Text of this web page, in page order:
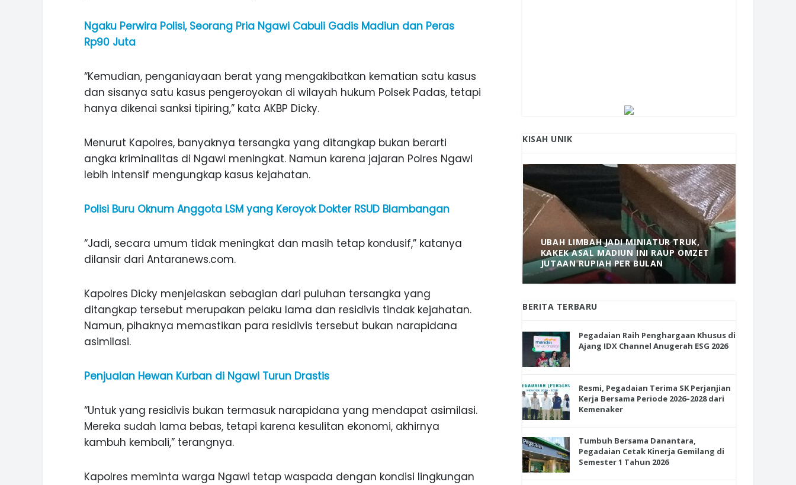
Ngaku Perwira Polisi, Seorang Pria Ngawi Cabuli Gadis Madiun dan Peras
Rp90 Juta
“Kemudian, penganiayaan berat yang mengakibatkan kematian satu kasus
dan sisanya satu kasus pengeroyokan di wilayah hukum Polsek Padas, tetapi
hanya dikenai sanksi tipiring,” kata AKBP Dicky.
Menurut Kapolres, banyaknya tersangka yang ditangkap bukan berarti
angka kriminalitas di Ngawi meningkat. Namun karena jajaran Polres Ngawi
lebih intensif mengungkap kasus kejahatan.
Polisi Buru Oknum Anggota LSM yang Keroyok Dokter RSUD Blambangan
“Jadi, secara umum tidak meningkat dan masih tetap kondusif,” katanya
dilansir dari Antaranews.com.
Kapolres Dicky menjelaskan sebagian dari puluhan tersangka yang
ditangkap tersebut merupakan pelaku lama dan residivis tindak kejahatan.
Namun, pihaknya memastikan para residivis tersebut bukan narapidana
asimilasi.
Penjualan Hewan Kurban di Ngawi Turun Drastis
“Untuk yang residivis bukan termasuk narapidana yang mendapat asimilasi.
Mereka sudah lama bebas, tetapi karena kesulitan ekonomi, akhirnya
kambuh kembali,” terangnya.
Kapolres meminta warga Ngawi tetap waspada dengan kondisi lingkungan
KISAH UNIK
MANIS, LEGIT, DAN PAHIT, NIKMATNYA
DURIAN SEGULUNG MADIUN
ANAK-ANAK BOJONEGORO DAN
NGANJUK SEKOLAH DI SMPN SARADAN
UBAH LIMBAH JADI MINIATUR TRUK,
KAKEK ASAL MADIUN INI RAUP OMZET
JUTAAN RUPIAH PER BULAN
BERITA TERBARU
Pegadaian Raih Penghargaan Khusus di
Ajang IDX Channel Anugerah ESG 2026
Resmi, Pegadaian Terima SK Perjanjian
Kerja Bersama Periode 2026–2028 dari
Kemenaker
Tumbuh Bersama Danantara,
Pegadaian Cetak Kinerja Gemilang di
Semester 1 Tahun 2026